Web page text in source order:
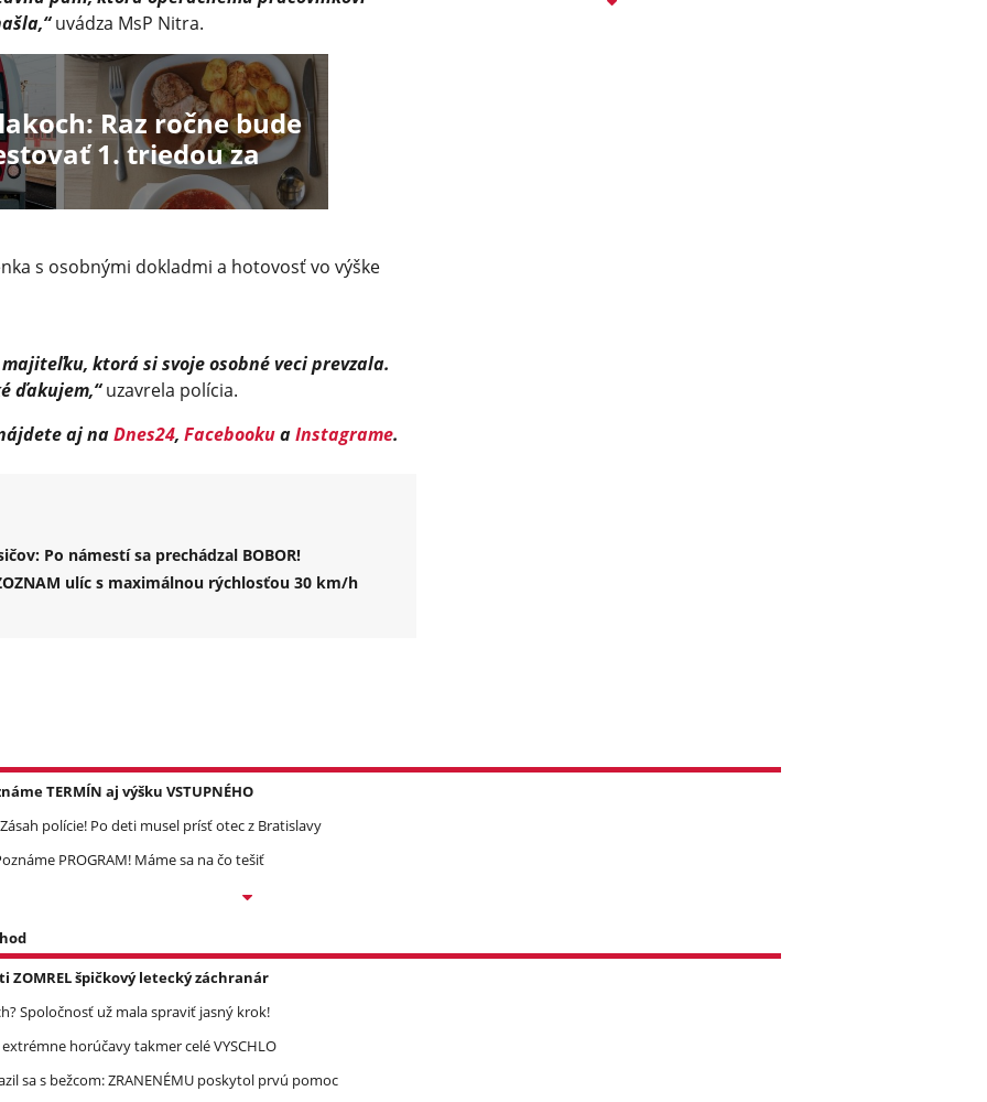
uvádza MsP Nitra.
Raz ročne bude
1. triedou za
s osobnými dokladmi a hotovosť vo výške
ktorá si svoje osobné veci prevzala.
ďakujem,“uzavrela polícia.
aj naDnes24, FacebookuaInstagrame.
Po námestí sa prechádzal BOBOR!
ulíc s maximálnou rýchlosťou 30 km/h
TERMÍN aj výšku VSTUPNÉHO
polície! Po deti musel prísť otec z Bratislavy
PROGRAM! Máme sa na čo tešiť
špičkový letecký záchranár
Spoločnosť už mala spraviť jasný krok!
horúčavy takmer celé VYSCHLO
sa s bežcom: ZRANENÉMU poskytol prvú pomoc